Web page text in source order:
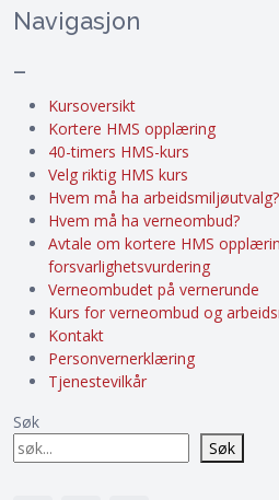
Navigasjon
–
Kursoversikt
Kortere HMS opplæring
40-timers HMS-kurs
Velg riktig HMS kurs
Hvem må ha arbeidsmiljøutvalg?
Hvem må ha verneombud?
Avtale om kortere HMS
forsvarlighetsvurdering
Verneombudet på vernerunde
Kurs for verneombud og
Kontakt
Personvernerklæring
Tjenestevilkår
Søk
Søk